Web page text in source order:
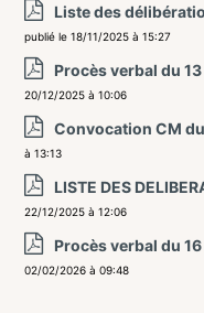
Liste des
publié le 18/11/2025 à 15:27
Procès verbal du
20/12/2025 à 10:06
Convocation CM
à 13:13
LISTE DES
22/12/2025 à 12:06
Procès verbal du
02/02/2026 à 09:48